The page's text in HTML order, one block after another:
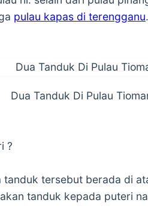
pulau kapas di terengganu
Dua Tanduk Di Pulau
?
tersebut berada di
tanduk kepada puteri